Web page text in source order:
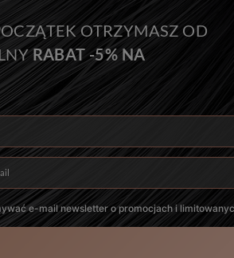
OTRZYMASZ OD
RABAT -5% NA
e-mail newsletter o promocjach i